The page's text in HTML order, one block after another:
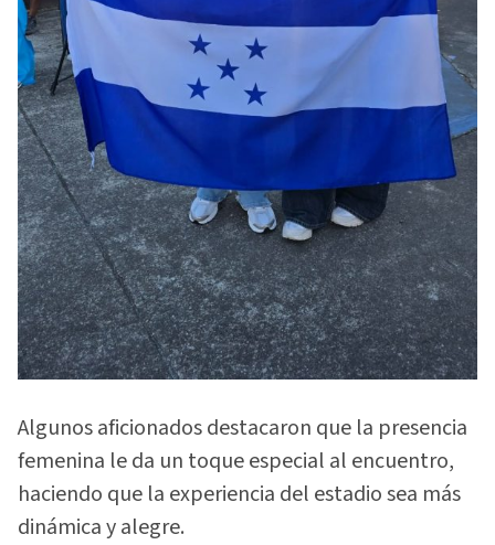
Algunos aficionados destacaron que la presencia
femenina le da un toque especial al encuentro,
haciendo que la experiencia del estadio sea más
dinámica y alegre.